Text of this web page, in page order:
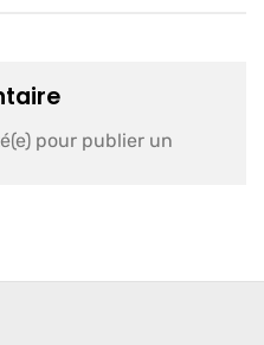
pour publier un